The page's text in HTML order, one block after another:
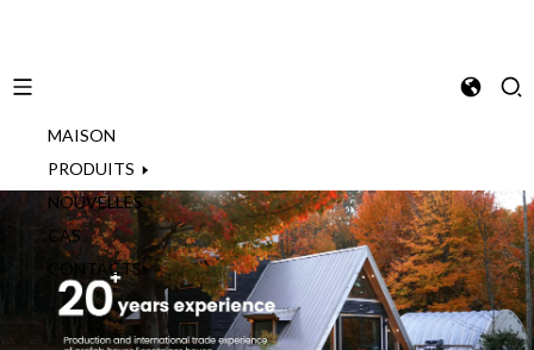
MAISON
PRODUITS
NOUVELLES
CAS
CONTACTS